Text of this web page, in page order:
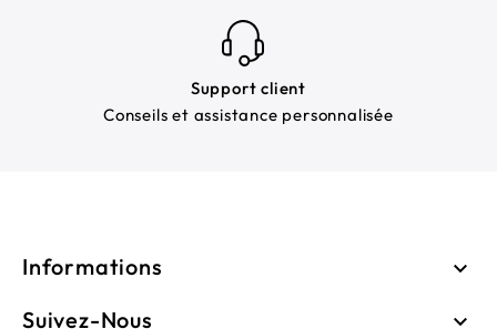
Support client
Conseils et assistance personnalisée
Informations 
Suivez-Nous 